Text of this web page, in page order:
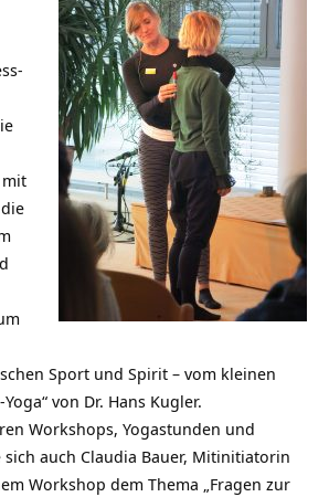
Sport und Spirit – vom kleinen
von Dr. Hans Kugler.
Workshops, Yogastunden und
auch Claudia Bauer, Mitinitiatorin
Workshop dem Thema „Fragen zur